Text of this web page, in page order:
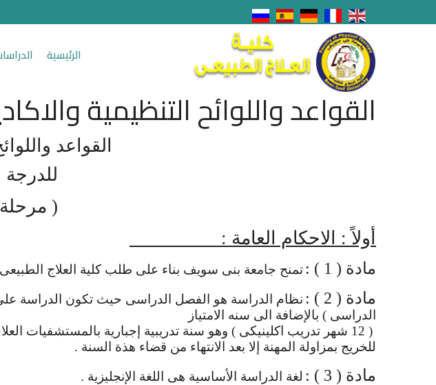
الرئيسية
القواعد واللوائح التنظيمية
القواعد
للدرجة
(
أولاً : الاحكام العامة :
مادة ( 1 ) : تمنح جامعة بنى سويف بناء على طلب كلية العلاج
مادة ( 2 ) :
نظام الدراسة هو الفصل الدراسى حيث تكون الدراسة
الدراسى ) بالإضافة الى سنه الامتياز
( 12 شهر تدريب اكلينيكى ) وهو سنة تدريبية إجبارية بالمستشفيات
للخريج بمزاولة المهنة إلا بعد الانتهاء من قضاء هذة السنة .
مادة ( 3 ) : لغة الدراسة الأساسية هى اللغة الإنجليزية .